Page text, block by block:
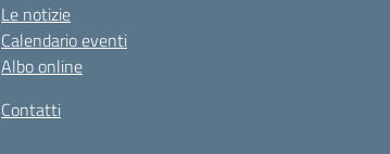
Le notizie
Calendario eventi
Albo online
Contatti